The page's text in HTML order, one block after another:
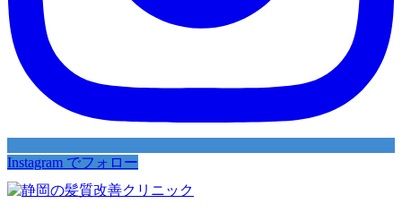
Instagram でフォロー